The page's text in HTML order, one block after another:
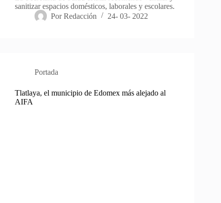
sanitizar espacios domésticos, laborales y escolares.
Por Redacción 24- 03- 2022
Portada
Tlatlaya, el municipio de Edomex más alejado al
AIFA